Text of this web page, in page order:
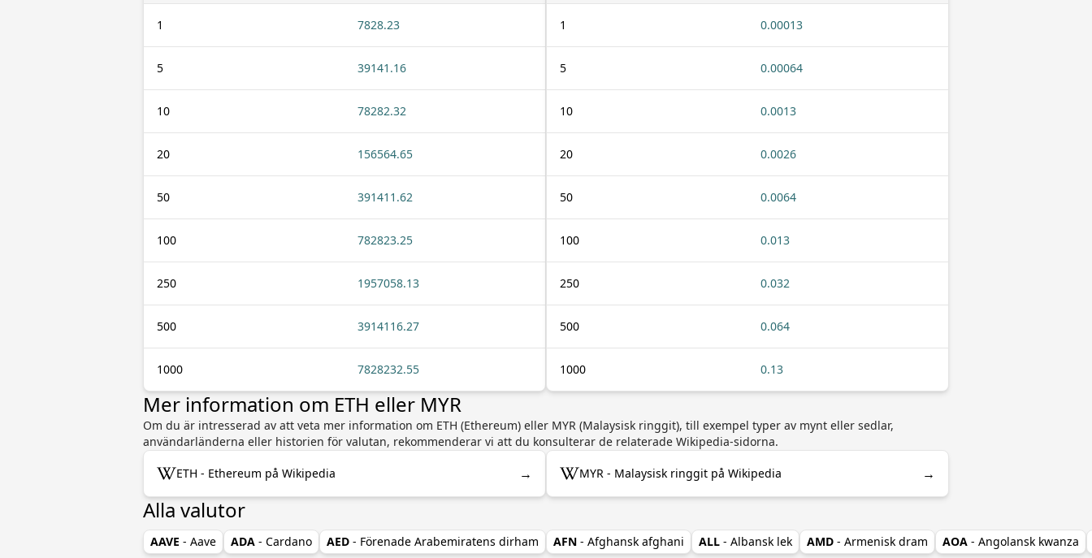
1 7828.23
5 39141.16
10 78282.32
20 156564.65
50 391411.62
100 782823.25
250 1957058.13
500 3914116.27
1000 7828232.55
1 0.00013
5 0.00064
10 0.0013
20 0.0026
50 0.0064
100 0.013
250 0.032
500 0.064
1000 0.13
Mer information om ETH eller MYR
Om du är intresserad av att veta mer information om ETH (Ethereum) eller MYR (Malaysisk ringgit), till exempel typer av mynt eller sedlar,
användarländerna eller historien för valutan, rekommenderar vi att du konsulterar de relaterade Wikipedia-sidorna.
ETH - Ethereum på Wikipedia → MYR - Malaysisk ringgit på Wikipedia →
Alla valutor
AAVE - Aave ADA - Cardano AED - Förenade Arabemiratens dirham AFN - Afghansk afghani ALL - Albansk lek AMD - Armenisk dram AOA - Angolansk kwanza